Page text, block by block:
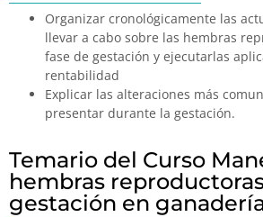
Organizar cronológicamente las
llevar a cabo sobre las hembras
fase de gestación y ejecutarlas
rentabilidad
Explicar las alteraciones más
presentar durante la gestación.
Temario del Curso
hembras
gestación en